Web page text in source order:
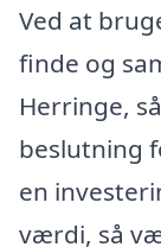
Ved at
finde og
Herringe,
beslutning
en
værdi, så